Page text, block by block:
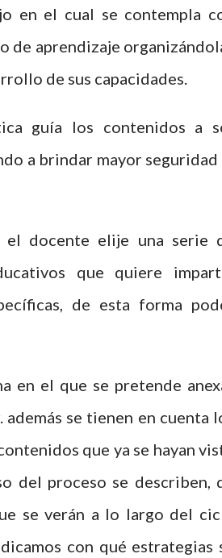
en el cual se contempla
de aprendizaje
de sus capacidades.
guía los contenidos a
a brindar mayor seguridad
docente elije una serie
que quiere
de esta forma
en el que se pretende
se tienen en cuenta
que ya se hayan
del proceso se describen,
se verán a lo largo del
con qué estrategias